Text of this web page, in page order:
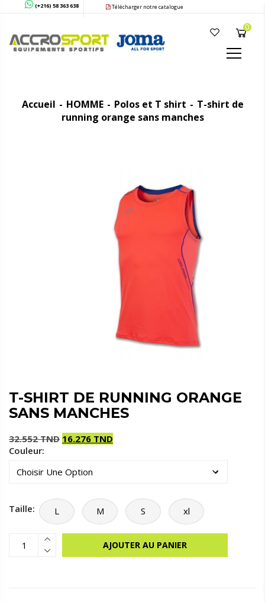
(+216) 58 363 638 Télécharger notre catalogue
0
Accueil HOMME Polos et T shirt
T-shirt de
running orange sans manches
T-SHIRT DE RUNNING ORANGE
SANS MANCHES
32.552TND
Le
prix
32.552 TND.
16.276 TND
Le
prix
16.276 TND.
Couleur:
Taille: L M S xl
AJOUTER AU PANIER